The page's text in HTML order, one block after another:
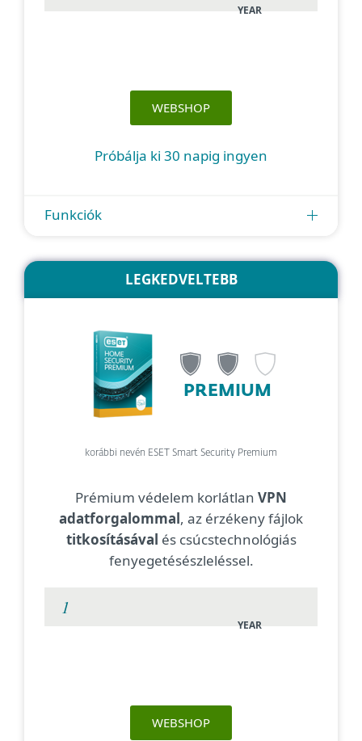
YEAR
WEBSHOP
Próbálja ki 30 napig ingyen
Funkciók
LEGKEDVELTEBB
PREMIUM
korábbi nevén ESET Smart Security Premium
Prémium védelem korlátlan VPN
adatforgalommal, az érzékeny fájlok
titkosításával és csúcstechnológiás
fenyegetésészleléssel.
YEAR
WEBSHOP